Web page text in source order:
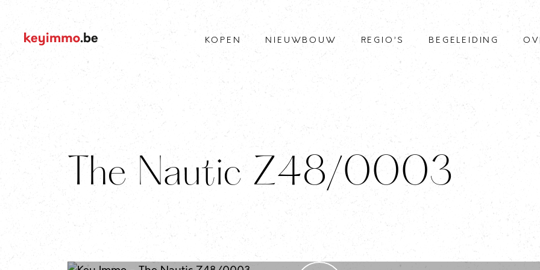
KOPEN NIEUWBOUW REGIO’S BEGELEIDING
The Nautic Z48/0003